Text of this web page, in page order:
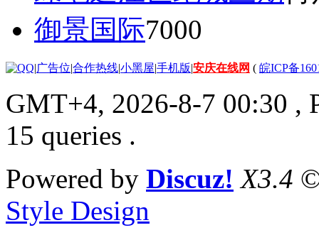
御景国际7000
|广告位|合作热线|小黑屋|手机版|安庆在线网 ( 皖ICP备
GMT+4, 2026-8-7 00:30 ,
15 queries .
Powered by Discuz! X3.4
Style Design